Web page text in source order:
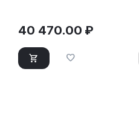
40 470.00 ₽